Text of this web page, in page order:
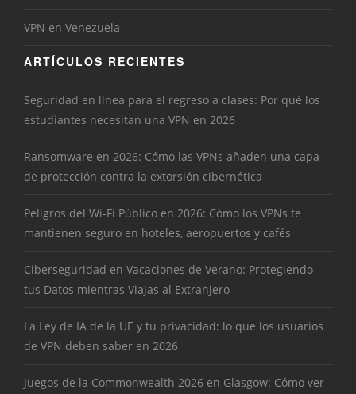
VPN en Venezuela
ARTÍCULOS RECIENTES
Seguridad en línea para el regreso a clases: Por qué los
estudiantes necesitan una VPN en 2026
Ransomware en 2026: Cómo las VPNs añaden una capa
de protección contra la extorsión cibernética
Peligros del Wi-Fi Público en 2026: Cómo los VPNs te
mantienen seguro en hoteles, aeropuertos y cafés
Ciberseguridad en Vacaciones de Verano: Protegiendo
tus Datos mientras Viajas al Extranjero
La Ley de IA de la UE y tu privacidad: lo que los usuarios
de VPN deben saber en 2026
Juegos de la Commonwealth 2026 en Glasgow: Cómo ver